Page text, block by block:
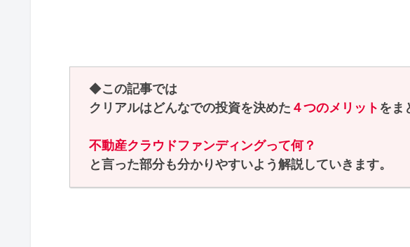
◆この記事では
クリアルはどんなでの投資を決めた ４つのメリット をま
不動産クラウドファンディングって何？
と言った部分も分かりやすいよう解説していきます。